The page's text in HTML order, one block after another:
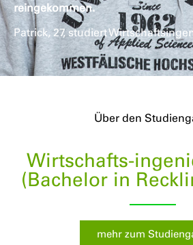
reingekommen.
Patrick, 27, studiert
Über den
Wirtschafts-
(Bachelor in
mehr zum